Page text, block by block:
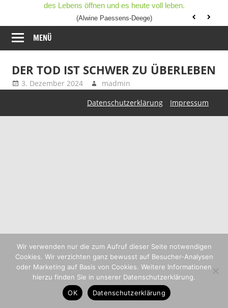
des Lebens öffnen und es heute voll leben.
(Alwine Paessens-Deege)
MENÜ
DER TOD IST SCHWER ZU ÜBERLEBEN
3. Dezember 2024
madmin
Datenschutzerklärung
Impressum
Wir verwenden nur die zum Aufruf dieser Seite notwendigen
Cookies. Wir verzichten ganz bewusst auf Besucher-Analysen
oder Marketing auf Basis von Cookies. Weitere Informationen
hierzu finden Sie in unserer Datenschutzerklärung.
OK
Datenschutzerklärung